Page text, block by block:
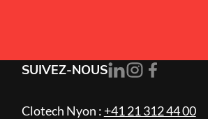
SUIVEZ-NOUS
Clotech Nyon : +41 21 312 44 00